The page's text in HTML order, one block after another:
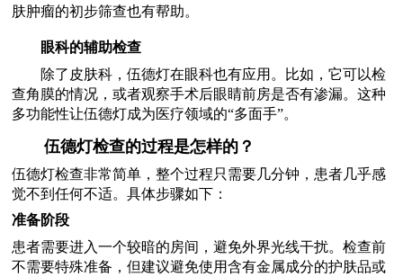
肤肿瘤的初步筛查也有帮助。
眼科的辅助检查
除了皮肤科，伍德灯在眼科也有应用。比如，它可以检
查角膜的情况，或者观察手术后眼睛前房是否有渗漏。这种
多功能性让伍德灯成为医疗领域的“多面手”。
伍德灯检查的过程是怎样的？
伍德灯检查非常简单，整个过程只需要几分钟，患者几乎感
觉不到任何不适。具体步骤如下：
准备阶段
患者需要进入一个较暗的房间，避免外界光线干扰。检查前
不需要特殊准备，但建议避免使用含有金属成分的护肤品或